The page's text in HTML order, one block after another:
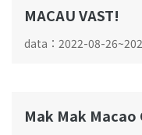
MACAU VAST!
data ： 2022-08-26~